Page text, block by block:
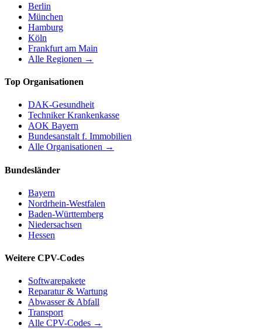
Berlin
München
Hamburg
Köln
Frankfurt am Main
Alle Regionen →
Top Organisationen
DAK-Gesundheit
Techniker Krankenkasse
AOK Bayern
Bundesanstalt f. Immobilien
Alle Organisationen →
Bundesländer
Bayern
Nordrhein-Westfalen
Baden-Württemberg
Niedersachsen
Hessen
Weitere CPV-Codes
Softwarepakete
Reparatur & Wartung
Abwasser & Abfall
Transport
Alle CPV-Codes →